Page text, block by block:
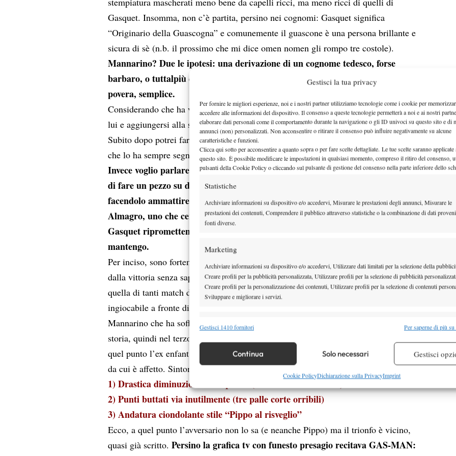
Gestisci la tua privacy
Per fornire le migliori esperienze, noi e i nostri partner utilizziamo tecnologie come i cookie per
accedere alle informazioni del dispositivo. Il consenso a queste tecnologie permetterà a noi e ai nostri
elaborare dati personali come il comportamento durante la navigazione o gli ID univoci su questo sito e di
annunci (non) personalizzati. Non acconsentire o ritirare il consenso può influire negativamente su alcune
caratteristiche e funzioni.
Clicca qui sotto per acconsentire a quanto sopra o per fare scelte dettagliate. Le tue scelte saranno applicate
questo sito. È possibile modificare le impostazioni in qualsiasi momento, compreso il ritiro del consenso,
pulsanti della Cookie Policy o cliccando sul pulsante di gestione del consenso nella parte inferiore dello
Statistiche
Archiviare informazioni su dispositivo e/o accedervi, Misurare le prestazioni degli annunci, Misurare le
prestazioni dei contenuti, Comprendere il pubblico attraverso statistiche o la combinazione di dati
fonti diverse.
Marketing
Archiviare informazioni su dispositivo e/o accedervi, Utilizzare dati limitati per la selezione della
Creare profili per la pubblicità personalizzata, Utilizzare profili per la selezione di pubblicità
Creare profili per la personalizzazione dei contenuti, Utilizzare profili per la selezione di contenuti
Sviluppare e migliorare i servizi.
Funzionalità
Identificare i dispositivi in base alle informazioni trasmesse automaticamente.
Garantire la sicurezza, prevenire e rilevare frodi, correggere errori,
Erogare e presentare pubblicità e contenuto, Salvare e comunicare le
scelte sulla privacy.
Gestisci 1410 fornitori Per saperne di più
Continua Solo necessari Gestisci
Cookie PolicyDichiarazione sulla PrivacyImprint
Gasquet. Insomma, non c’è partita, persino nei cognomi: Gasquet significa
“Originario della Guascogna” e comunemente il guascone è una persona brillante e
sicura di sè (n.b. il prossimo che mi dice omen nomen gli rompo tre costole).
Mannarino? Due le ipotesi: una derivazione di un cognome tedesco, forse
barbaro, o tuttalpiù da mannarius, che vuol dire “mestolo di rame”. Roba
povera, semplice.
Considerando che ha vinto Gasquet in tre set, sarebbe il giorno giusto per parlare di
lui e aggiungersi alla schiera dei celebratori della sua classe e del suo rovescio.
Subito dopo potrei fare coro con tutti quelli che maledicono la fragilità psico-fisica
che lo ha sempre segnato e limitato, ma cosa direi di nuovo? Probabilmente nulla.
Invece voglio parlare del brutto anatroccolo, di Adrian Mannarino. Avevo deciso
di fare un pezzo su di lui dopo averlo visto ad Auckland sbarazzarsi di Monaco
facendolo ammattire, superare Clement e cedere più che dignitosamente ad
Almagro, uno che certo non ha la mano quadra. Ho aspettato il match con
Gasquet ripromettendomi di scrivere l’articolo qualunque fosse stato l’esito:
mantengo.
Per inciso, sono fortemente convinto che oggi Mannarino sia andato ad un passo
dalla vittoria senza saperlo, nonostante il 6-3 7-6 6-4 finale. L’inerzia era simile a
quella di tanti match di Gasquet: nel primo set il buon Richard è stato letteralmente
ingiocabile a fronte di un avversario contratto, ha portato a casa anche il secondo con
Mannarino che ha sofferto le pene dell’inferno per arrivare a un tie-break perso senza
storia, quindi nel terzo Gasquet si è portato avanti subito di un break: 6-3 7-6 3-0. A
quel punto l’ex enfant prodige ha cominciato a dare chiari segnali della Gasquettite
da cui è affetto. Sintomi immediatamente identificabili e riassumibili in tre punti:
1) Drastica diminuzione delle prime (dal 75% al 50% circa)
2) Punti buttati via inutilmente (tre palle corte orribili)
3) Andatura ciondolante stile “Pippo al risveglio”
Ecco, a quel punto l’avversario non lo sa (e neanche Pippo) ma il trionfo è vicino,
quasi già scritto.Persino la grafica tv con funesto presagio recitava GAS-MAN: